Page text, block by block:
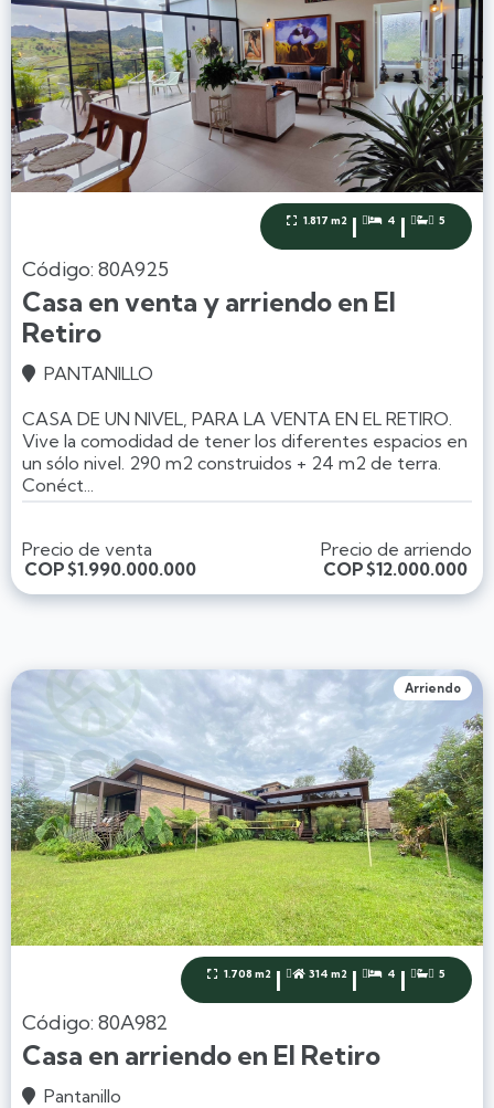
 1.817 m2 |  4 |  5
Código: 80A925
Casa en venta y arriendo en El
Retiro
 PANTANILLO
CASA DE UN NIVEL, PARA LA VENTA EN EL RETIRO.
Vive la comodidad de tener los diferentes espacios en
un sólo nivel. 290 m2 construidos + 24 m2 de terra.
Conéct...
Precio de venta
COP$1.990.000.000
Precio de arriendo
COP$12.000.000
Arriendo
 1.708 m2 |  314 m2 |  4 |  5
Código: 80A982
Casa en arriendo en El Retiro
 Pantanillo